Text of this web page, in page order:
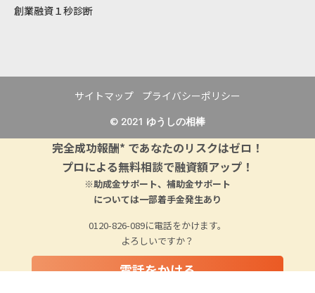
創業融資１秒診断
サイトマップ プライバシーポリシー
© 2021 ゆうしの相棒
完全成功報酬* であなたのリスクはゼロ！
プロによる無料相談で融資額アップ！
※助成金サポート、補助金サポート
については一部着手金発生あり
0120-826-089に電話をかけます。
よろしいですか？
電話をかける